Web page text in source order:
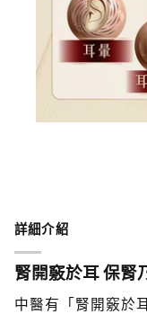
詳細介紹
腎開竅於耳 保腎
中醫有「腎開竅於